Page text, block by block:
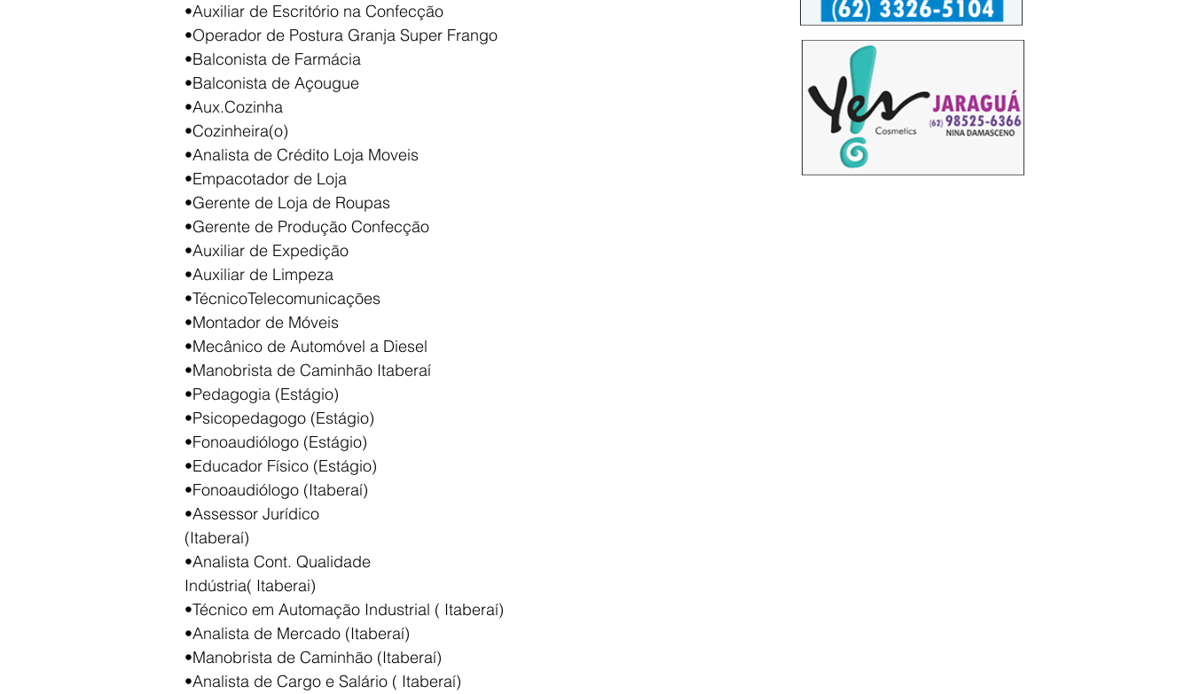
•Auxiliar de Escritório na Confecção
•Operador de Postura Granja Super Frango
•Balconista de Farmácia
•Balconista de Açougue
•Aux.Cozinha
•Cozinheira(o)
•Analista de Crédito Loja Moveis
•Empacotador de Loja
•Gerente de Loja de Roupas
•Gerente de Produção Confecção
•Auxiliar de Expedição
•Auxiliar de Limpeza
•TécnicoTelecomunicações
•Montador de Móveis
•Mecânico de Automóvel a Diesel
•Manobrista de Caminhão Itaberaí
•Pedagogia (Estágio)
•Psicopedagogo (Estágio)
•Fonoaudiólogo (Estágio)
•Educador Físico (Estágio)
•Fonoaudiólogo (Itaberaí)
•Assessor Jurídico
(Itaberaí)
•Analista Cont. Qualidade
Indústria( Itaberai)
•Técnico em Automação Industrial ( Itaberaí)
•Analista de Mercado (Itaberaí)
•Manobrista de Caminhão (Itaberaí)
•Analista de Cargo e Salário ( Itaberaí)